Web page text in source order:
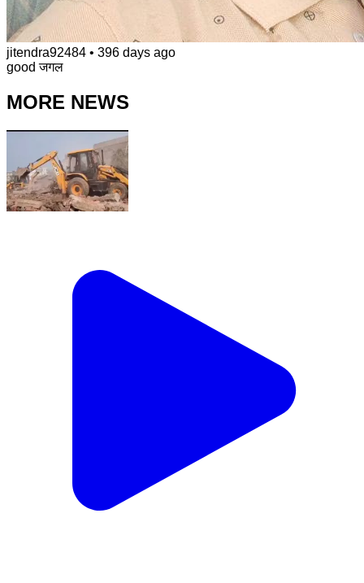
jitendra92484 • 396 days ago
good जगल
MORE NEWS